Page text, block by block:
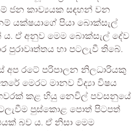
ජන කාව්‍යයක සඳහන් වන
යක්ෂයාගේ පියා බොක්සැල්
ය. ඒ අනුව මෙම බොක්සැල් දේව
පුරාවෘත්තය හා පටලැවී තිබේ.
අප රටේ පරිපාලන නිලධාරියකු
මෙරට මානව විද්‍යා විෂය
කළ හියු නෙවිල් පවසනුයේ
පුස්කොළ පොත් පිටපත්
බව ය. ඒ නිසා මෙම